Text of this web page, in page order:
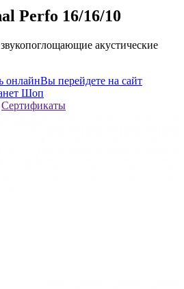
Perfo 16/16/10
акустические
онлайнВы перейдете на сайт
Шоп
Сертификаты